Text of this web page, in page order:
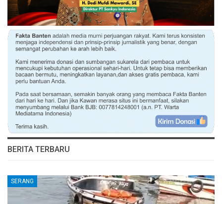
BERITA TERBARU
SERANG